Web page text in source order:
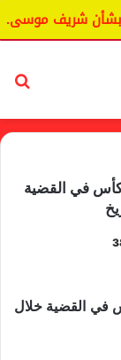
شريف موسى.
كأس في القضية
في القضية خلال